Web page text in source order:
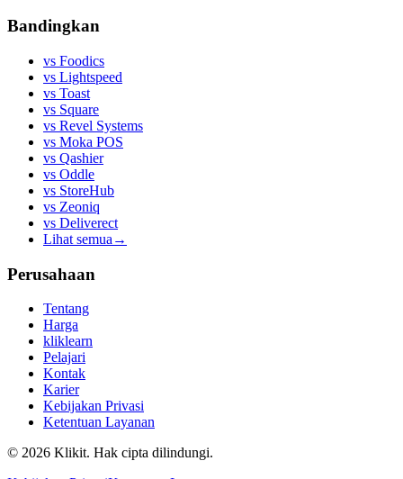
Bandingkan
vs Foodics
vs Lightspeed
vs Toast
vs Square
vs Revel Systems
vs Moka POS
vs Qashier
vs Oddle
vs StoreHub
vs Zeoniq
vs Deliverect
Lihat semua →
Perusahaan
Tentang
Harga
kliklearn
Pelajari
Kontak
Karier
Kebijakan Privasi
Ketentuan Layanan
© 2026 Klikit. Hak cipta dilindungi.